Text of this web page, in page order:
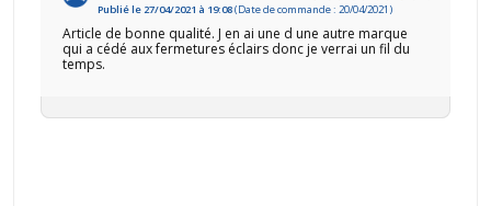
Publié le 27/04/2021 à 19:08(Date de commande : 20/04/2021)
Article de bonne qualité. J en ai une d une autre marque
qui a cédé aux fermetures éclairs donc je verrai un fil du
temps.